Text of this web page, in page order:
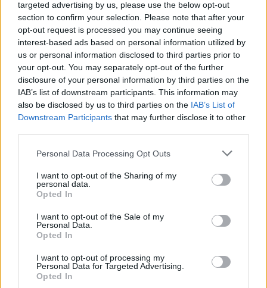
targeted advertising by us, please use the below opt-out
section to confirm your selection. Please note that after your
opt-out request is processed you may continue seeing
interest-based ads based on personal information utilized by
us or personal information disclosed to third parties prior to
your opt-out. You may separately opt-out of the further
disclosure of your personal information by third parties on the
IAB’s list of downstream participants. This information may
also be disclosed by us to third parties on the IAB’s List of
Downstream Participants that may further disclose it to other
Personal Data Processing Opt Outs
I want to opt-out of the Sharing of my
personal data.
Opted In
I want to opt-out of the Sale of my
Personal Data.
Opted In
I want to opt-out of processing my
Personal Data for Targeted Advertising.
Opted In
Heräsikö ajatuksia? Kerro mielipiteesi. Tutustu kuitenkin
sääntöihin.
5000
✨ Nimikone
KOMMENTTIA